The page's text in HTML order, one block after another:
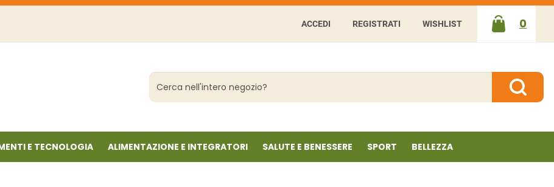
ACCEDI REGISTRATI WISHLIST 0
ARTICOLI
INSERITI
Cerca
Prodotto
Cerca
E TECNOLOGIA ALIMENTAZIONE E INTEGRATORI SALUTE E BENESSERE SPORT BELLEZZA